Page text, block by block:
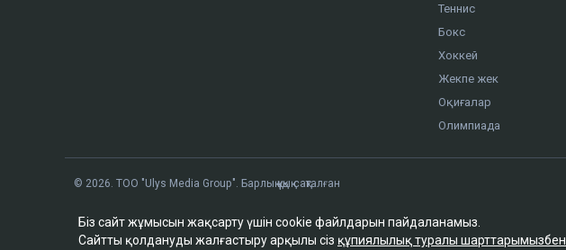
Теннис
Бокс
Хоккей
Жекпе жек
Оқиғалар
Олимпиада
© 2026. ТОО "Ulys Media Group". Барлық құқық сақталған
Біз сайт жұмысын жақсарту үшін cookie файлдарын пайдаланамыз.
Сайтты қолдануды жалғастыру арқылы сіз құпиялылық туралы шарттарымызбен